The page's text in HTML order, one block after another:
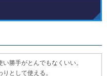
勝手がとんでもなくいい。
として使える。